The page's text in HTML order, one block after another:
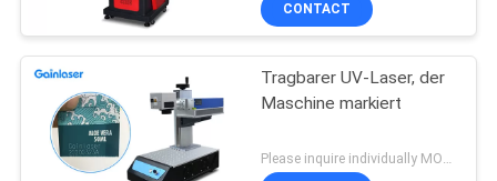
CONTACT
Tragbarer UV-Laser, der
Maschine markiert
Please inquire individually MOQ:1